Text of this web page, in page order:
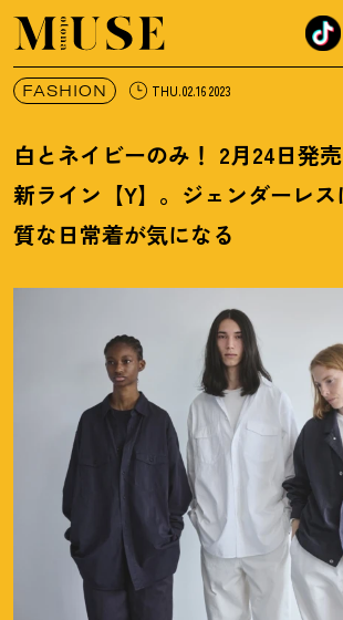
オトナミューズ ウェブ
FASHION THU.02.16 2023
白とネイビーのみ ！ 2月24日発
新ライン【Y】。ジェンダーレ
質な日常着が気になる